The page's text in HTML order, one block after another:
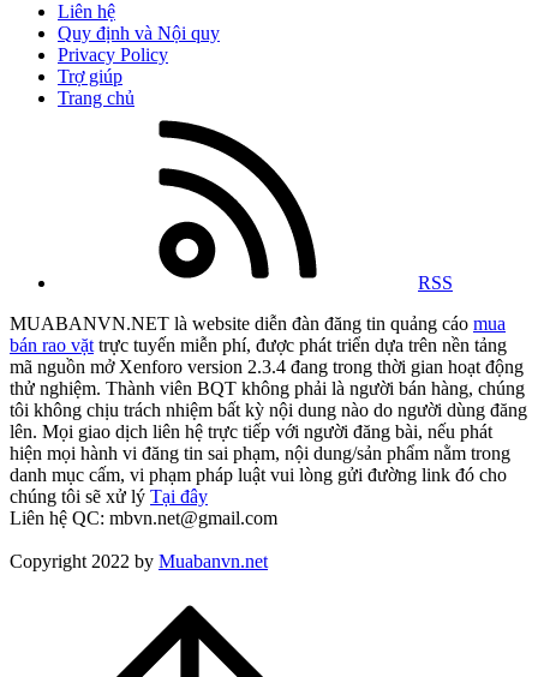
Liên hệ
Quy định và Nội quy
Privacy Policy
Trợ giúp
Trang chủ
RSS
MUABANVN.NET là website diễn đàn đăng tin quảng cáo mua
bán rao vặt trực tuyến miễn phí, được phát triển dựa trên nền tảng
mã nguồn mở Xenforo version 2.3.4 đang trong thời gian hoạt động
thử nghiệm. Thành viên BQT không phải là người bán hàng, chúng
tôi không chịu trách nhiệm bất kỳ nội dung nào do người dùng đăng
lên. Mọi giao dịch liên hệ trực tiếp với người đăng bài, nếu phát
hiện mọi hành vi đăng tin sai phạm, nội dung/sản phẩm nằm trong
danh mục cấm, vi phạm pháp luật vui lòng gửi đường link đó cho
chúng tôi sẽ xử lý Tại đây
Liên hệ QC: mbvn.net@gmail.com
Copyright 2022 by Muabanvn.net